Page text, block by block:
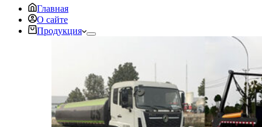
Главная
О сайте
Продукция